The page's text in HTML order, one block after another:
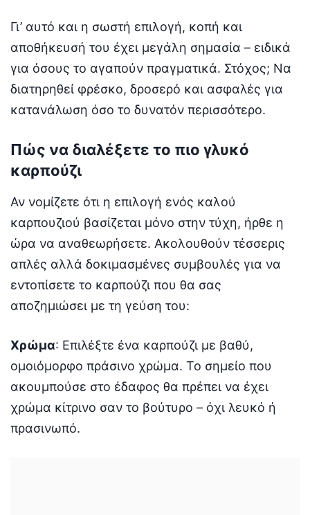
Γι’ αυτό και η σωστή επιλογή, κοπή και
αποθήκευσή του έχει μεγάλη σημασία – ειδικά
για όσους το αγαπούν πραγματικά. Στόχος; Να
διατηρηθεί φρέσκο, δροσερό και ασφαλές για
κατανάλωση όσο το δυνατόν περισσότερο.
Πώς να διαλέξετε το πιο γλυκό
καρπούζι
Αν νομίζετε ότι η επιλογή ενός καλού
καρπουζιού βασίζεται μόνο στην τύχη, ήρθε η
ώρα να αναθεωρήσετε. Ακολουθούν τέσσερις
απλές αλλά δοκιμασμένες συμβουλές για να
εντοπίσετε το καρπούζι που θα σας
αποζημιώσει με τη γεύση του:
Χρώμα: Επιλέξτε ένα καρπούζι με βαθύ,
ομοιόμορφο πράσινο χρώμα. Το σημείο που
ακουμπούσε στο έδαφος θα πρέπει να έχει
χρώμα κίτρινο σαν το βούτυρο – όχι λευκό ή
πρασινωπό.